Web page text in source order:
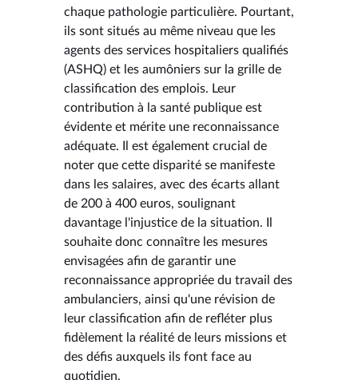
chaque pathologie particulière. Pourtant,
ils sont situés au même niveau que les
agents des services hospitaliers qualifiés
(ASHQ) et les aumôniers sur la grille de
classification des emplois. Leur
contribution à la santé publique est
évidente et mérite une reconnaissance
adéquate. Il est également crucial de
noter que cette disparité se manifeste
dans les salaires, avec des écarts allant
de 200 à 400 euros, soulignant
davantage l'injustice de la situation. Il
souhaite donc connaître les mesures
envisagées afin de garantir une
reconnaissance appropriée du travail des
ambulanciers, ainsi qu'une révision de
leur classification afin de refléter plus
fidèlement la réalité de leurs missions et
des défis auxquels ils font face au
quotidien.